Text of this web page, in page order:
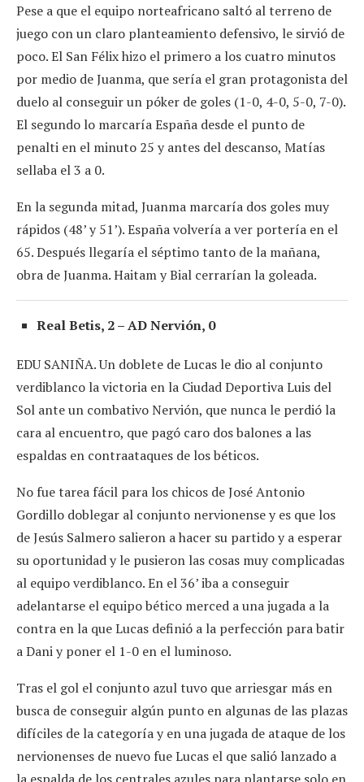
Pese a que el equipo norteafricano saltó al terreno de
juego con un claro planteamiento defensivo, le sirvió de
poco. El San Félix hizo el primero a los cuatro minutos
por medio de Juanma, que sería el gran protagonista del
duelo al conseguir un póker de goles (1-0, 4-0, 5-0, 7-0).
El segundo lo marcaría España desde el punto de
penalti en el minuto 25 y antes del descanso, Matías
sellaba el 3 a 0.
En la segunda mitad, Juanma marcaría dos goles muy
rápidos (48’ y 51’). España volvería a ver portería en el
65. Después llegaría el séptimo tanto de la mañana,
obra de Juanma. Haitam y Bial cerrarían la goleada.
Real Betis, 2 – AD Nervión, 0
EDU SANIÑA. Un doblete de Lucas le dio al conjunto
verdiblanco la victoria en la Ciudad Deportiva Luis del
Sol ante un combativo Nervión, que nunca le perdió la
cara al encuentro, que pagó caro dos balones a las
espaldas en contraataques de los béticos.
No fue tarea fácil para los chicos de José Antonio
Gordillo doblegar al conjunto nervionense y es que los
de Jesús Salmero salieron a hacer su partido y a esperar
su oportunidad y le pusieron las cosas muy complicadas
al equipo verdiblanco. En el 36’ iba a conseguir
adelantarse el equipo bético merced a una jugada a la
contra en la que Lucas definió a la perfección para batir
a Dani y poner el 1-0 en el luminoso.
Tras el gol el conjunto azul tuvo que arriesgar más en
busca de conseguir algún punto en algunas de las plazas
difíciles de la categoría y en una jugada de ataque de los
nervionenses de nuevo fue Lucas el que salió lanzado a